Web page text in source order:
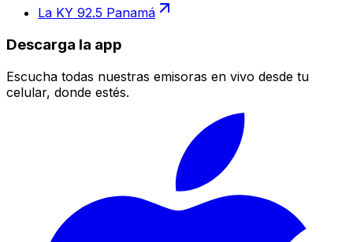
La KY 92.5 Panamá
Descarga la app
Escucha todas nuestras emisoras en vivo desde tu
celular, donde estés.